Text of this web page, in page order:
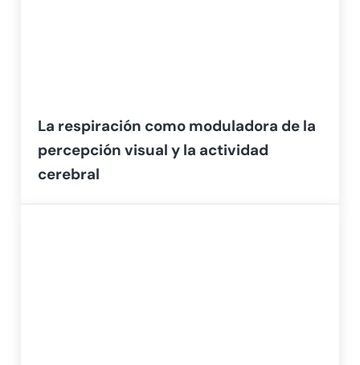
La respiración como moduladora de la
percepción visual y la actividad
cerebral